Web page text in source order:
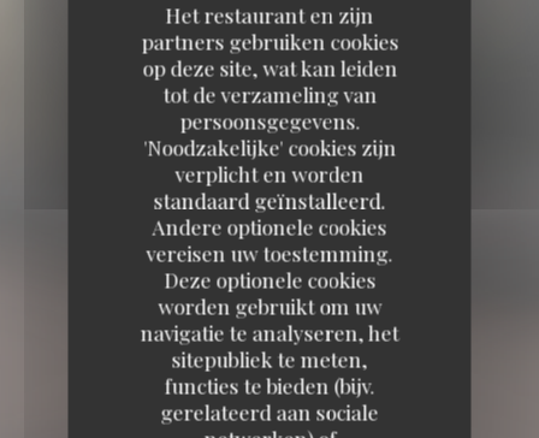
Het restaurant en zijn
partners gebruiken cookies
op deze site, wat kan leiden
tot de verzameling van
persoonsgegevens.
'Noodzakelijke' cookies zijn
verplicht en worden
standaard geïnstalleerd.
Andere optionele cookies
vereisen uw toestemming.
Deze optionele cookies
worden gebruikt om uw
navigatie te analyseren, het
sitepubliek te meten,
functies te bieden (bijv.
gerelateerd aan sociale